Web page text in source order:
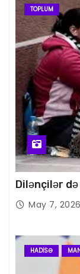
TOPLUM
Dilənçilər
May 7, 2026
HADISƏ